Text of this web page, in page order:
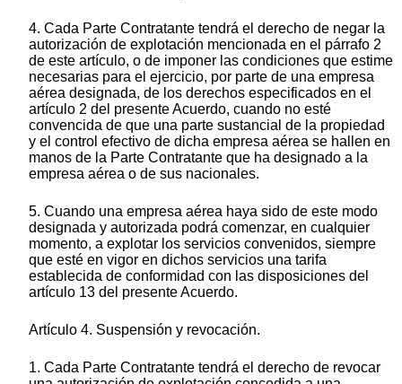
4. Cada Parte Contratante tendrá el derecho de negar la
autorización de explotación mencionada en el párrafo 2
de este artículo, o de imponer las condiciones que estime
necesarias para el ejercicio, por parte de una empresa
aérea designada, de los derechos especificados en el
artículo 2 del presente Acuerdo, cuando no esté
convencida de que una parte sustancial de la propiedad
y el control efectivo de dicha empresa aérea se hallen en
manos de la Parte Contratante que ha designado a la
empresa aérea o de sus nacionales.
5. Cuando una empresa aérea haya sido de este modo
designada y autorizada podrá comenzar, en cualquier
momento, a explotar los servicios convenidos, siempre
que esté en vigor en dichos servicios una tarifa
establecida de conformidad con las disposiciones del
artículo 13 del presente Acuerdo.
Artículo 4. Suspensión y revocación.
1. Cada Parte Contratante tendrá el derecho de revocar